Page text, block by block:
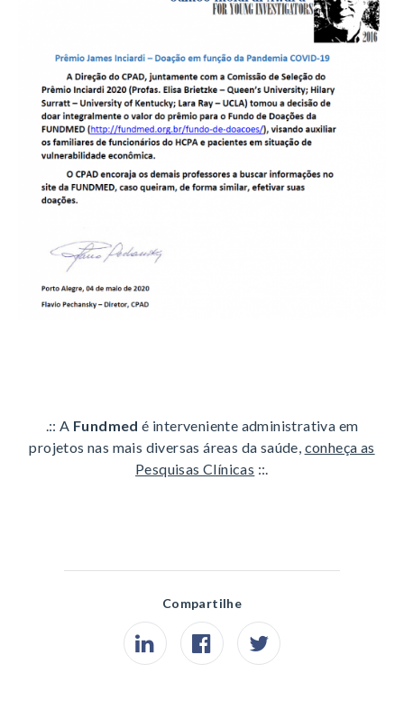
.:: A Fundmed é interveniente administrativa em
projetos nas mais diversas áreas da saúde, conheça as
Pesquisas Clínicas ::.
Compartilhe